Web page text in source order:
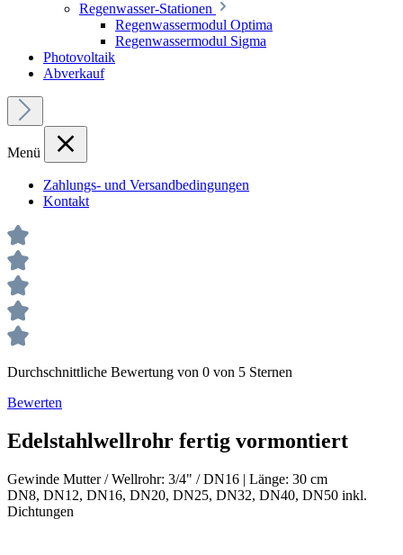
Regenwasser-Stationen
Regenwassermodul Optima
Regenwassermodul Sigma
Photovoltaik
Abverkauf
Menü
Zahlungs- und Versandbedingungen
Kontakt
Durchschnittliche Bewertung von 0 von 5 Sternen
Bewerten
Edelstahlwellrohr fertig vormontiert
Gewinde Mutter / Wellrohr: 3/4" / DN16 | Länge: 30 cm
DN8, DN12, DN16, DN20, DN25, DN32, DN40, DN50 inkl.
Dichtungen